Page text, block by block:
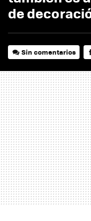
de
Sin comentarios